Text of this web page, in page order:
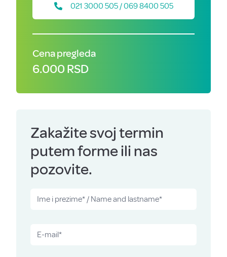
021 3000 505 / 069 8400 505
Cena pregleda
6.000 RSD
Zakažite svoj termin
putem forme ili nas
pozovite.